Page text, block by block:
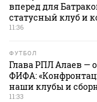
вперед для
статусный клуб и
11:36
ФУТБОЛ
Глава РПЛ Алаев —
ФИФА:
наши клубы и
11:33